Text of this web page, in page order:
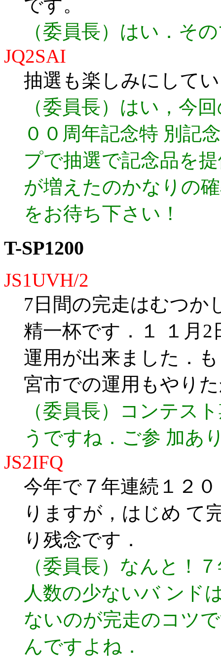
です。
（委員長）はい．そ
JQ2SAI
抽選も楽しみにして
（委員長）はい，今
００周年記念特 別記
プで抽選で記念品を
が増えたのかなりの
をお待ち下さい！
T-SP1200
JS1UVH/2
7日間の完走はむつか
精一杯です．１ １月
運用が出来ました．
宮市での運用もやり
（委員長）コンテス
うですね．ご参 加あ
JS2IFQ
今年で７年連続１２
りますが，はじめ て
り残念です．
（委員長）なんと！
人数の少ないバ ンド
ないのが完走のコツ
んですよね．